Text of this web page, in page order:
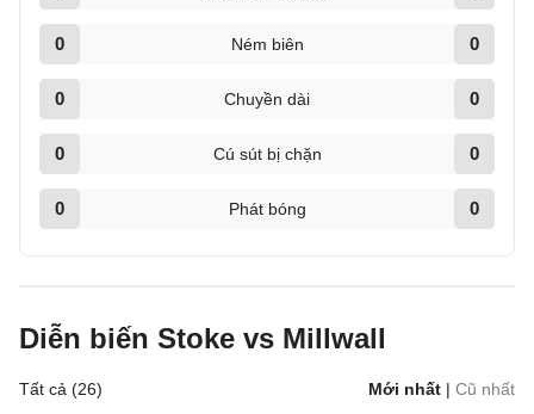
0 Ném biên 0
0 Chuyền dài 0
0 Cú sút bị chặn 0
0 Phát bóng 0
Diễn biến Stoke vs Millwall
Tất cả (26) Mới nhất | Cũ nhất